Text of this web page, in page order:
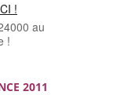
!
au
!
2011